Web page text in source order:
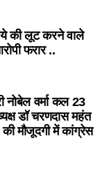
की लूट करने वाले
फरार ..
नोबेल वर्मा कल 23
डॉ चरणदास महंत
मौजूदगी में कांग्रेस